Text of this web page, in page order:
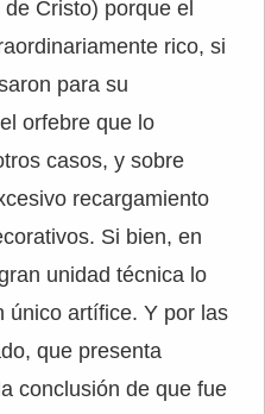
Cristo) porque el
rico, si
para su
orfebre que lo
casos, y sobre
recargamiento
Si bien, en
unidad técnica lo
único artífice. Y por las
que presenta
conclusión de que fue